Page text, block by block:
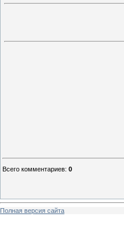
Всего комментариев: 0
Полная версия сайта